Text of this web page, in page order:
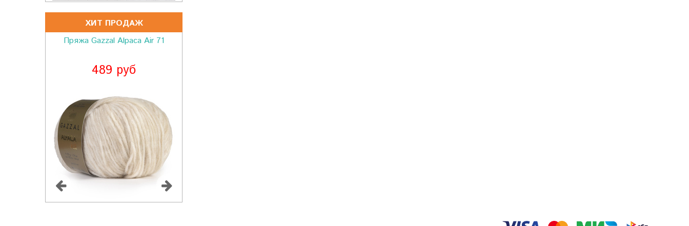
ХИТ ПРОДАЖ
Пряжа Gazzal Alpaca Air 71
489 руб